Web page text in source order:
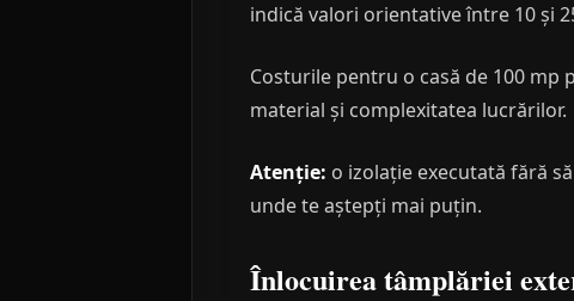
indică valori orientative între 10 și
Costurile pentru o casă de 100
material și complexitatea lucrărilor.
Atenție: o izolație executată fără
unde te aștepți mai puțin.
Înlocuirea tâmplăriei